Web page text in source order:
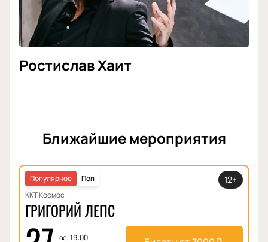
Ростислав Хаит
Ближайшие мероприятия
Поп
Популярное
ККТ Космос
ГРИГОРИЙ ЛЕПС
вс, 19:00
12+